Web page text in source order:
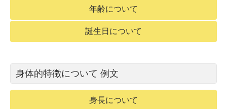
年齢について
誕生日について
身体的特徴について 例文
身長について